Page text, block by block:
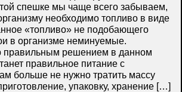
спешке мы чаще всего забываем,
необходимо топливо в виде
«топливо» не подобающего
в организме неминуемые.
правильным решением в данном
правильное питание с
больше не нужно тратить массу
упаковку, хранение […]